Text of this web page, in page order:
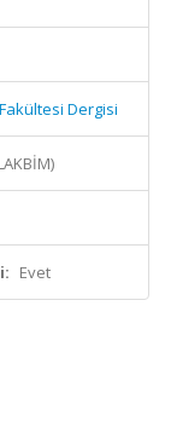
Dergisi
Evet